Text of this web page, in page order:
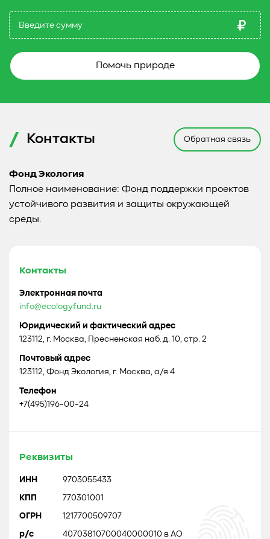
Помочь природе
Контакты Обратная связь
Фонд Экология
Полное наименование: Фонд поддержки проектов
устойчивого развития и защиты окружающей
среды.
Контакты
Электронная почта
info@ecologyfund.ru
Юридический и фактический адрес
123112, г. Москва, Пресненская наб. д. 10, стр. 2
Почтовый адрес
123112, Фонд Экология, г. Москва, а/я 4
Телефон
+7(495)196-00-24
Реквизиты
ИНН 9703055433
КПП 770301001
ОГРН 1217700509707
р/с 40703810700040000010 в АО